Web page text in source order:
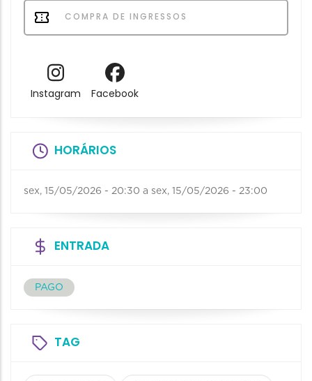
COMPRA DE INGRESSOS
Instagram Facebook
HORÁRIOS
sex, 15/05/2026 - 20:30 a sex, 15/05/2026 - 23:00
ENTRADA
PAGO
TAG